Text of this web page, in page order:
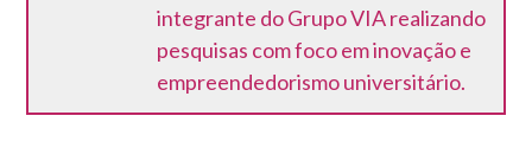
integrante do Grupo VIA realizando
pesquisas com foco em inovação e
empreendedorismo universitário.